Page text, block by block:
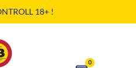
18+ !
0